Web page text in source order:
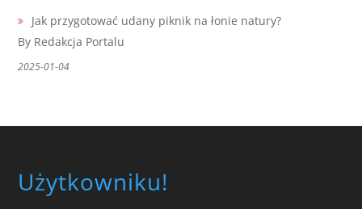
Jak przygotować udany piknik na łonie natury?
By Redakcja Portalu
2025-01-04
Użytkowniku!